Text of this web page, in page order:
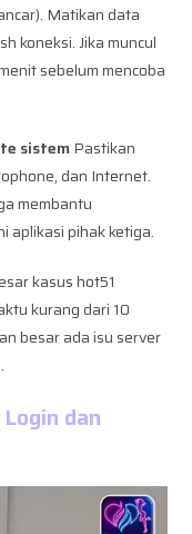
Matikan data
koneksi. Jika muncul
sebelum mencoba
sistem Pastikan
dan Internet.
membantu
aplikasi pihak ketiga.
kasus hot51
kurang dari 10
besar ada isu server
dan